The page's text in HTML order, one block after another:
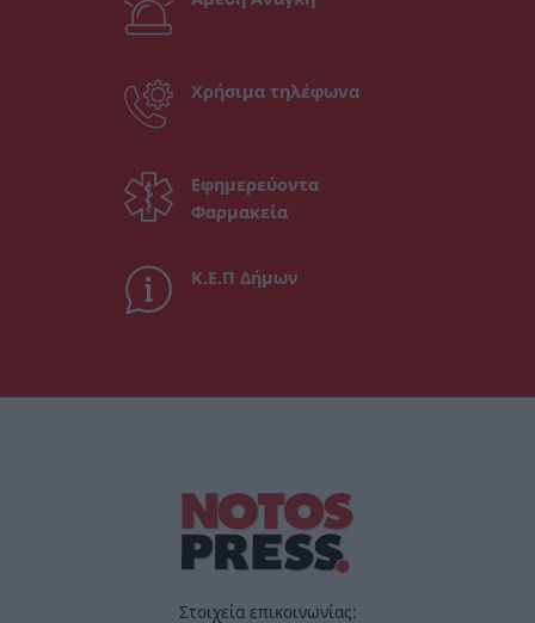
Χρήσιμα τηλέφωνα
Εφημερεύοντα
Φαρμακεία
Κ.Ε.Π Δήμων
Στοιχεία επικοινωνίας: